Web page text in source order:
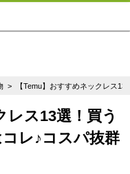
> 【Temu】おすすめネックレス13
レス13選！買う
レ♪コスパ抜群